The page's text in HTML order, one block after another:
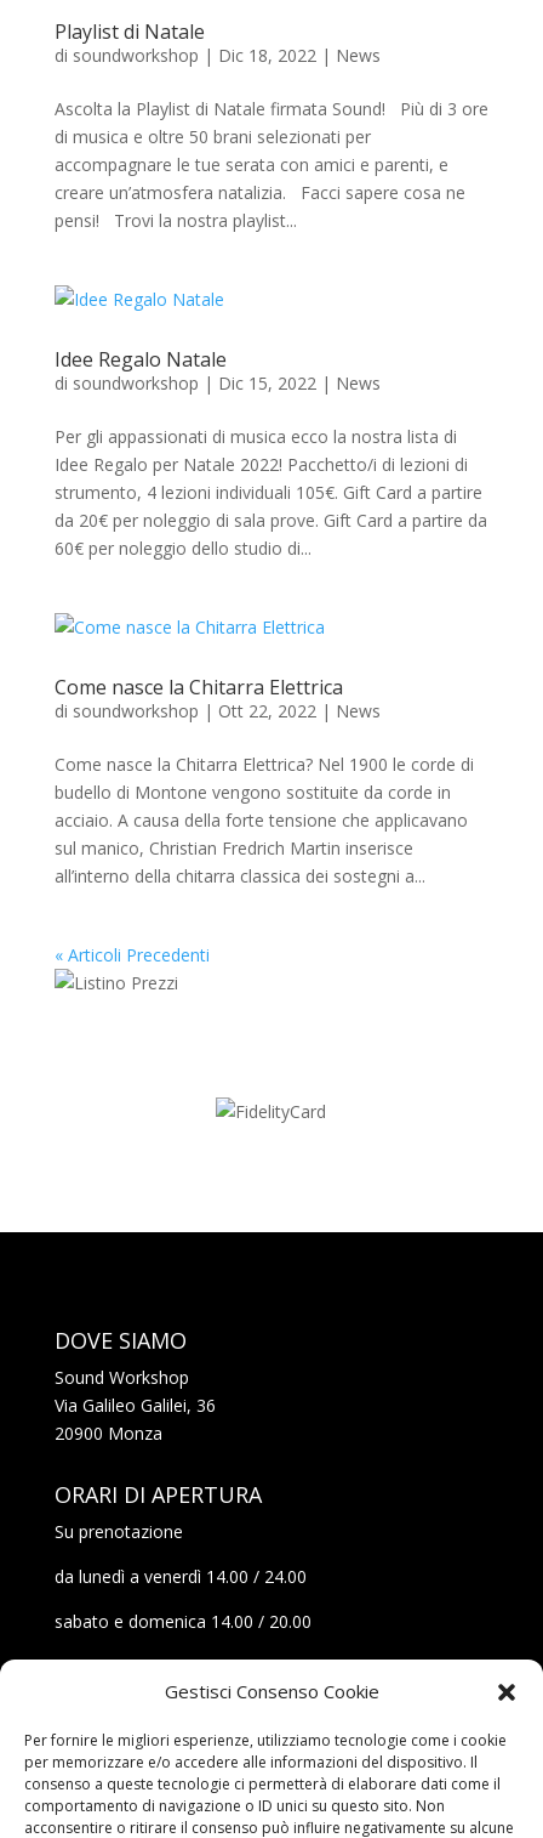
Gestisci Consenso Cookie
Per fornire le migliori esperienze, utilizziamo tecnologie come i cookie
per memorizzare e/o accedere alle informazioni del dispositivo. Il
consenso a queste tecnologie ci permetterà di elaborare dati come il
comportamento di navigazione o ID unici su questo sito. Non
acconsentire o ritirare il consenso può influire negativamente su alcune
Playlist di Natale
di soundworkshop | Dic 18, 2022| News
Ascolta la Playlist di Natale firmata Sound! Più di 3 ore
di musica e oltre 50 brani selezionati per
accompagnare le tue serata con amici e parenti, e
creare un’atmosfera natalizia. Facci sapere cosa ne
pensi! Trovi la nostra playlist...
Idee Regalo Natale
di soundworkshop | Dic 15, 2022| News
Per gli appassionati di musica ecco la nostra lista di
Idee Regalo per Natale 2022! Pacchetto/i di lezioni di
strumento, 4 lezioni individuali 105€. Gift Card a partire
da 20€ per noleggio di sala prove. Gift Card a partire da
60€ per noleggio dello studio di...
Come nasce la Chitarra Elettrica
di soundworkshop | Ott 22, 2022| News
Come nasce la Chitarra Elettrica? Nel 1900 le corde di
budello di Montone vengono sostituite da corde in
acciaio. A causa della forte tensione che applicavano
sul manico, Christian Fredrich Martin inserisce
all’interno della chitarra classica dei sostegni a...
« Articoli Precedenti
DOVE SIAMO
Sound Workshop
Via Galileo Galilei, 36
20900 Monza
ORARI DI APERTURA
Su prenotazione
da lunedì a venerdì 14.00 / 24.00
sabato e domenica 14.00 / 20.00
(Telefono e Whatsapp)
prenotazionisound@me.com